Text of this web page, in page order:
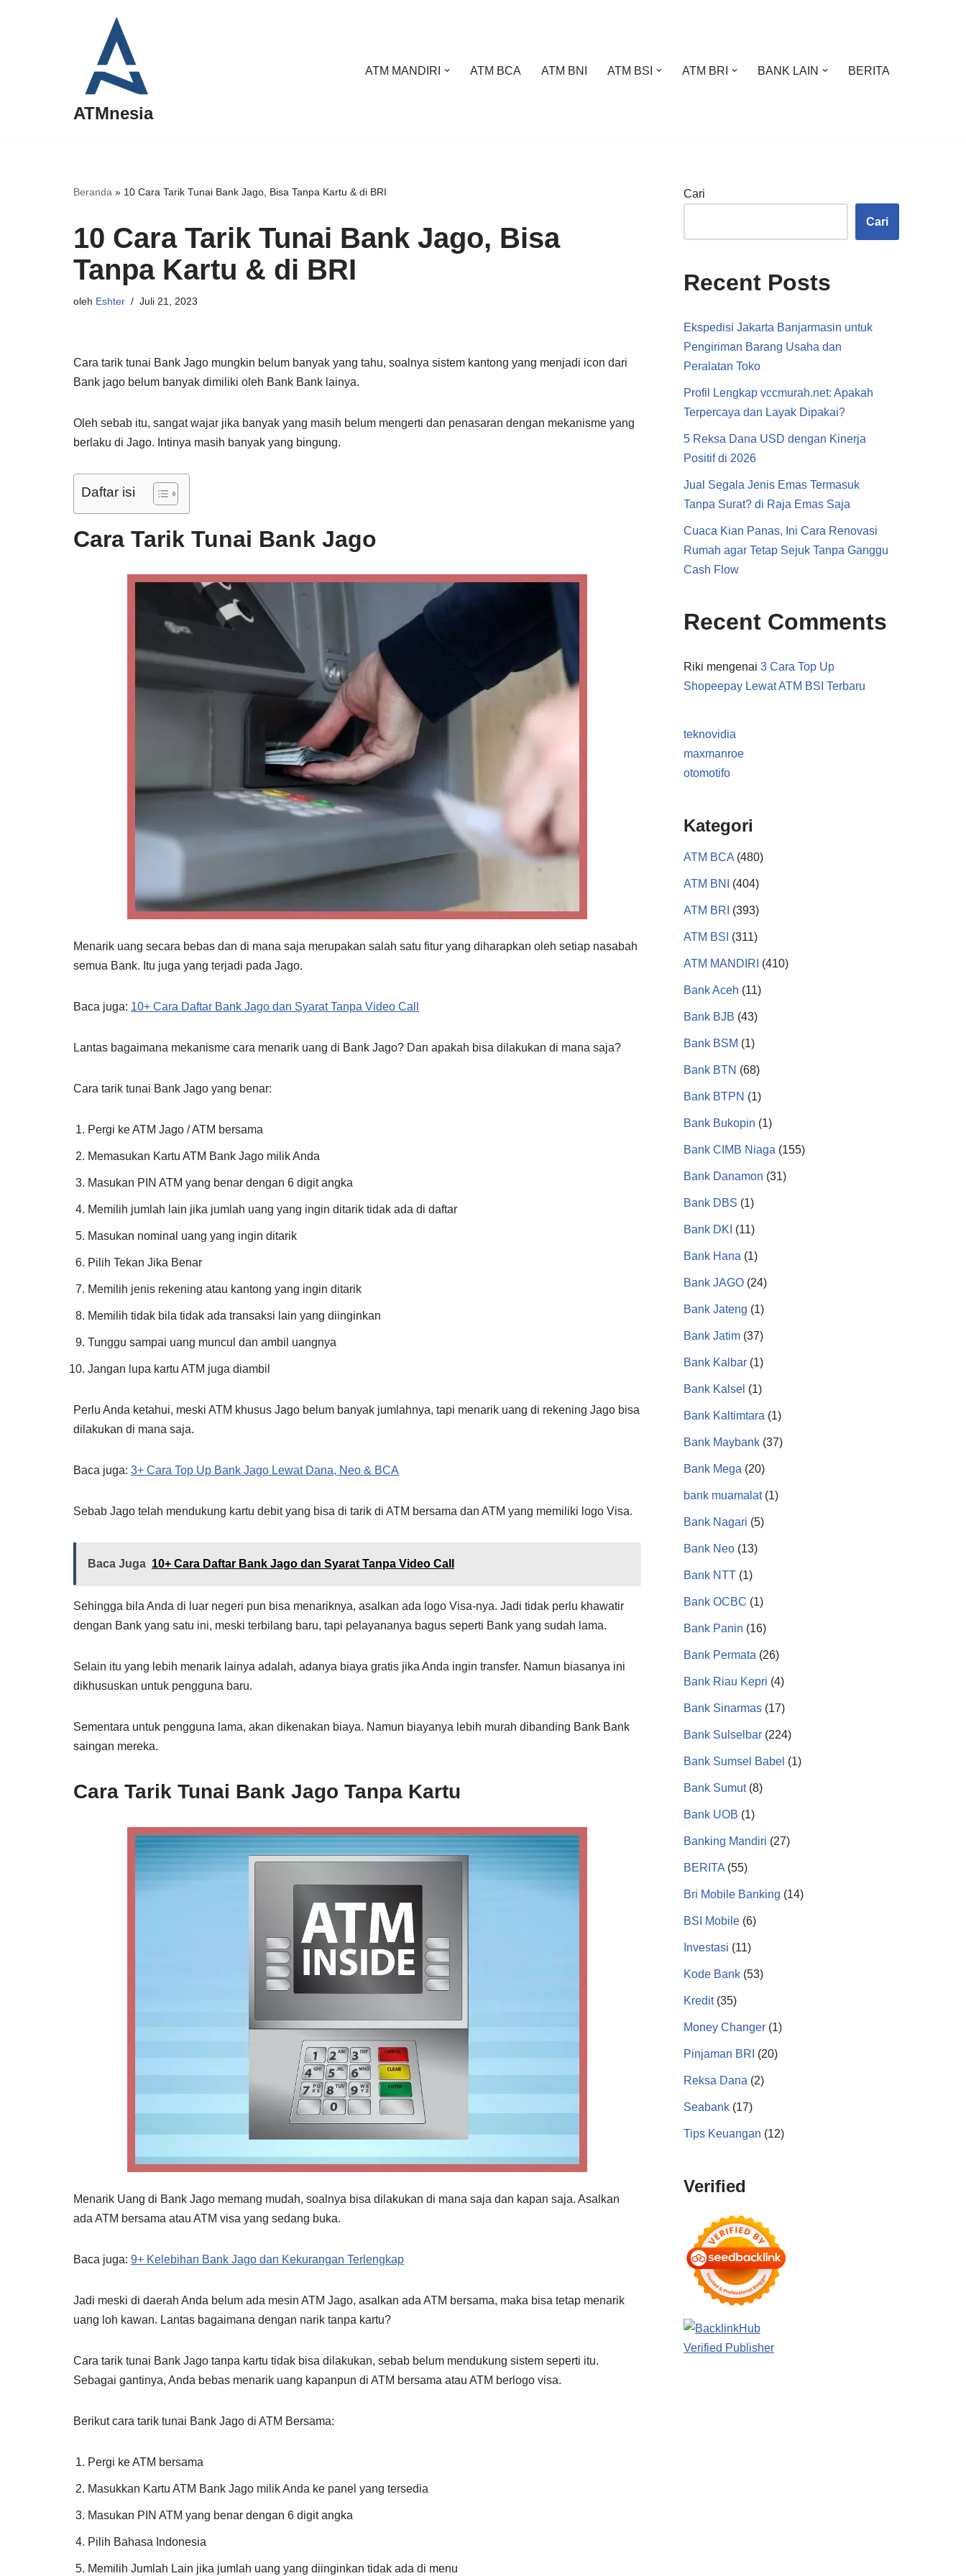
ATMnesia
ATM MANDIRI ATM BCA ATM BNI ATM BSI ATM BRI BANK LAIN BERITA
Beranda » 10 Cara Tarik Tunai Bank Jago, Bisa Tanpa Kartu & di BRI
10 Cara Tarik Tunai Bank Jago, Bisa
Tanpa Kartu & di BRI
oleh Eshter Juli 21, 2023
Cara tarik tunai Bank Jago mungkin belum banyak yang tahu, soalnya sistem kantong yang menjadi icon dari
Bank jago belum banyak dimiliki oleh Bank Bank lainya.
Oleh sebab itu, sangat wajar jika banyak yang masih belum mengerti dan penasaran dengan mekanisme yang
berlaku di Jago. Intinya masih banyak yang bingung.
Daftar isi
Cara Tarik Tunai Bank Jago
Menarik uang secara bebas dan di mana saja merupakan salah satu fitur yang diharapkan oleh setiap nasabah
semua Bank. Itu juga yang terjadi pada Jago.
Baca juga: 10+ Cara Daftar Bank Jago dan Syarat Tanpa Video Call
Lantas bagaimana mekanisme cara menarik uang di Bank Jago? Dan apakah bisa dilakukan di mana saja?
Cara tarik tunai Bank Jago yang benar:
Pergi ke ATM Jago / ATM bersama
Memasukan Kartu ATM Bank Jago milik Anda
Masukan PIN ATM yang benar dengan 6 digit angka
Memilih jumlah lain jika jumlah uang yang ingin ditarik tidak ada di daftar
Masukan nominal uang yang ingin ditarik
Pilih Tekan Jika Benar
Memilih jenis rekening atau kantong yang ingin ditarik
Memilih tidak bila tidak ada transaksi lain yang diinginkan
Tunggu sampai uang muncul dan ambil uangnya
Jangan lupa kartu ATM juga diambil
Perlu Anda ketahui, meski ATM khusus Jago belum banyak jumlahnya, tapi menarik uang di rekening Jago bisa
dilakukan di mana saja.
Baca juga: 3+ Cara Top Up Bank Jago Lewat Dana, Neo & BCA
Sebab Jago telah mendukung kartu debit yang bisa di tarik di ATM bersama dan ATM yang memiliki logo Visa.
Baca Juga 10+ Cara Daftar Bank Jago dan Syarat Tanpa Video Call
Sehingga bila Anda di luar negeri pun bisa menariknya, asalkan ada logo Visa-nya. Jadi tidak perlu khawatir
dengan Bank yang satu ini, meski terbilang baru, tapi pelayananya bagus seperti Bank yang sudah lama.
Selain itu yang lebih menarik lainya adalah, adanya biaya gratis jika Anda ingin transfer. Namun biasanya ini
dikhususkan untuk pengguna baru.
Sementara untuk pengguna lama, akan dikenakan biaya. Namun biayanya lebih murah dibanding Bank Bank
saingan mereka.
Cara Tarik Tunai Bank Jago Tanpa Kartu
Menarik Uang di Bank Jago memang mudah, soalnya bisa dilakukan di mana saja dan kapan saja. Asalkan
ada ATM bersama atau ATM visa yang sedang buka.
Baca juga: 9+ Kelebihan Bank Jago dan Kekurangan Terlengkap
Jadi meski di daerah Anda belum ada mesin ATM Jago, asalkan ada ATM bersama, maka bisa tetap menarik
uang loh kawan. Lantas bagaimana dengan narik tanpa kartu?
Cara tarik tunai Bank Jago tanpa kartu tidak bisa dilakukan, sebab belum mendukung sistem seperti itu.
Sebagai gantinya, Anda bebas menarik uang kapanpun di ATM bersama atau ATM berlogo visa.
Berikut cara tarik tunai Bank Jago di ATM Bersama:
Pergi ke ATM bersama
Masukkan Kartu ATM Bank Jago milik Anda ke panel yang tersedia
Masukan PIN ATM yang benar dengan 6 digit angka
Pilih Bahasa Indonesia
Memilih Jumlah Lain jika jumlah uang yang diinginkan tidak ada di menu
Cari
Cari
Recent Posts
Ekspedisi Jakarta Banjarmasin untuk
Pengiriman Barang Usaha dan
Peralatan Toko
Profil Lengkap vccmurah.net: Apakah
Terpercaya dan Layak Dipakai?
5 Reksa Dana USD dengan Kinerja
Positif di 2026
Jual Segala Jenis Emas Termasuk
Tanpa Surat? di Raja Emas Saja
Cuaca Kian Panas, Ini Cara Renovasi
Rumah agar Tetap Sejuk Tanpa Ganggu
Cash Flow
Recent Comments
Riki mengenai 3 Cara Top Up
Shopeepay Lewat ATM BSI Terbaru
teknovidia
maxmanroe
otomotifo
Kategori
ATM BCA (480)
ATM BNI (404)
ATM BRI (393)
ATM BSI (311)
ATM MANDIRI (410)
Bank Aceh (11)
Bank BJB (43)
Bank BSM (1)
Bank BTN (68)
Bank BTPN (1)
Bank Bukopin (1)
Bank CIMB Niaga (155)
Bank Danamon (31)
Bank DBS (1)
Bank DKI (11)
Bank Hana (1)
Bank JAGO (24)
Bank Jateng (1)
Bank Jatim (37)
Bank Kalbar (1)
Bank Kalsel (1)
Bank Kaltimtara (1)
Bank Maybank (37)
Bank Mega (20)
bank muamalat(1)
Bank Nagari (5)
Bank Neo (13)
Bank NTT (1)
Bank OCBC (1)
Bank Panin (16)
Bank Permata (26)
Bank Riau Kepri (4)
Bank Sinarmas (17)
Bank Sulselbar (224)
Bank Sumsel Babel (1)
Bank Sumut(8)
Bank UOB (1)
Banking Mandiri (27)
BERITA (55)
Bri Mobile Banking (14)
BSI Mobile (6)
Investasi (11)
Kode Bank (53)
Kredit(35)
Money Changer (1)
Pinjaman BRI (20)
Reksa Dana (2)
Seabank (17)
Tips Keuangan (12)
Verified